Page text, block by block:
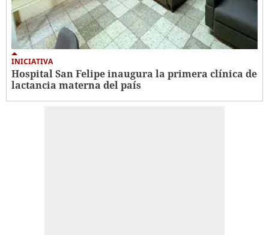
INICIATIVA
Hospital San Felipe inaugura la primera clínica de
lactancia materna del país